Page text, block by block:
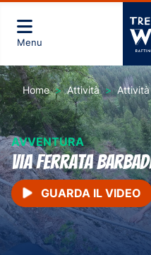
Menu
Home Attività
AVVENTURA
Via Ferrata
GUARDA IL VIDEO